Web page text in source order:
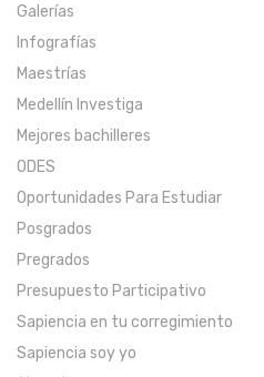
Galerías
Infografías
Maestrías
Medellín Investiga
Mejores bachilleres
ODES
Oportunidades Para Estudiar
Posgrados
Pregrados
Presupuesto Participativo
Sapiencia en tu corregimiento
Sapiencia soy yo